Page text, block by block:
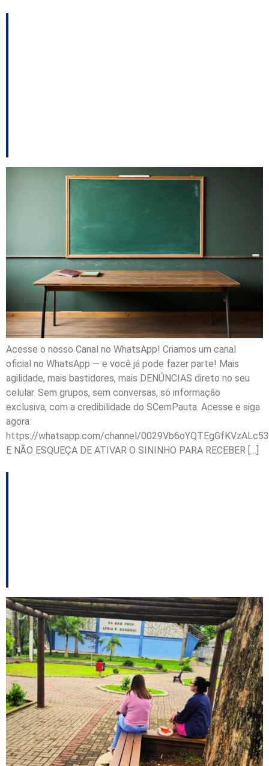
Acesse o nosso Canal no WhatsApp! Criamos um canal
oficial no WhatsApp — e você já pode fazer parte! Mais
agilidade, mais bastidores, mais DENÚNCIAS direto no seu
celular. Sem grupos, sem conversas, só informação
exclusiva, com a credibilidade do SCemPauta. Acesse e siga
agora:
https://whatsapp.com/channel/
E NÃO ESQUEÇA DE ATIVAR O SININHO PARA RECEBER […]